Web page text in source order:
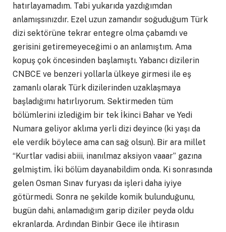
hatırlayamadım. Tabi yukarıda yazdığımdan
anlamışsınızdır. Ezel uzun zamandır soğuduğum Türk
dizi sektörüne tekrar entegre olma çabamdı ve
gerisini getiremeyeceğimi o an anlamıştım. Ama
kopuş çok öncesinden başlamıştı. Yabancı dizilerin
CNBCE ve benzeri yollarla ülkeye girmesi ile eş
zamanlı olarak Türk dizilerinden uzaklaşmaya
başladığımı hatırlıyorum. Sektirmeden tüm
bölümlerini izlediğim bir tek İkinci Bahar ve Yedi
Numara geliyor aklıma yerli dizi deyince (ki yaşı da
ele verdik böylece ama can sağ olsun). Bir ara millet
“Kurtlar vadisi abiii, inanılmaz aksiyon vaaar” gazına
gelmiştim. İki bölüm dayanabildim onda. Ki sonrasında
gelen Osman Sınav furyası da işleri daha iyiye
götürmedi. Sonra ne şekilde komik bulunduğunu,
bugün dahi, anlamadığım garip diziler peyda oldu
ekranlarda. Ardından Binbir Gece ile ihtirasın